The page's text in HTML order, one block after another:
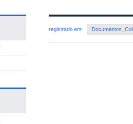
registrado em: